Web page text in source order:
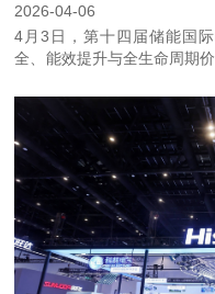
2026-04-06
4月3日，第十四届储能国
全、能效提升与全生命周期
间，海信网络能源发布了
索，集中呈现公司在储能热